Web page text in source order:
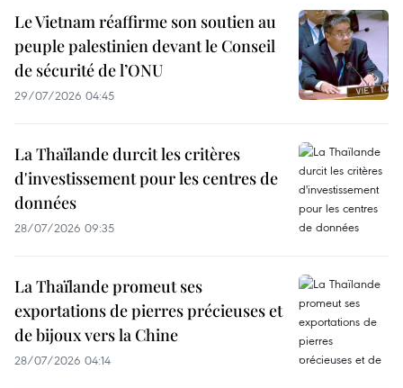
Le Vietnam réaffirme son soutien au
peuple palestinien devant le Conseil
de sécurité de l’ONU
29/07/2026 04:45
La Thaïlande durcit les critères
d'investissement pour les centres de
données
28/07/2026 09:35
La Thaïlande promeut ses
exportations de pierres précieuses et
de bijoux vers la Chine
28/07/2026 04:14